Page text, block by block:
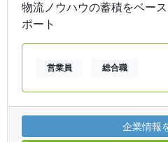
物流ノウハウの蓄積をベー
ポート
営業員 総合職
企業情報